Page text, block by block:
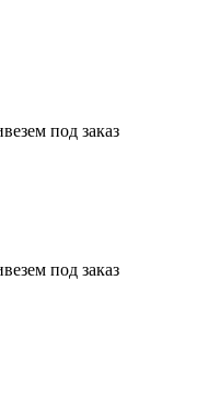
под заказ
под заказ